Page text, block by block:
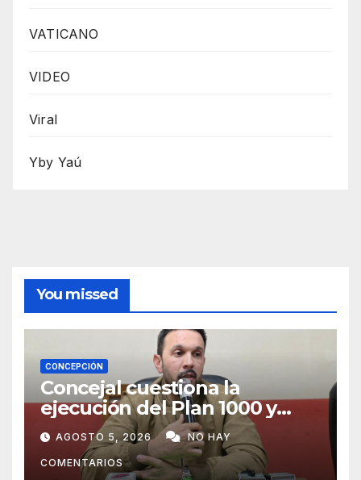
VATICANO
VIDEO
Viral
Yby Yaú
You missed
CONCEPCIÓN
Concejal cuestiona la
ejecución del Plan 1000 y
pide mayor participación del
municipio
AGOSTO 5, 2026 NO HAY
COMENTARIOS